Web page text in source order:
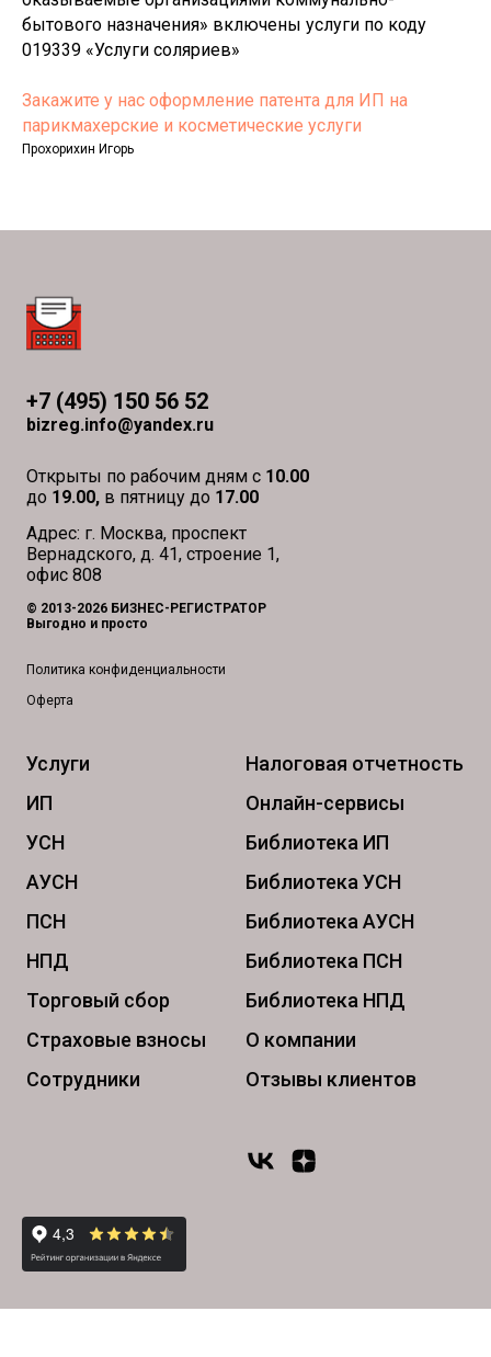
бытового назначения» включены услуги по коду
019339 «Услуги соляриев»
Закажите у нас оформление патента для ИП на
парикмахерские и косметические услуги
Прохорихин Игорь
+7 (495) 150 56 52
bizreg.info@yandex.ru
Открыты по рабочим дням с 10.00
до 19.00, в пятницу до 17.00
Адрес: г. Москва, проспект
Вернадского, д. 41, строение 1,
офис 808
© 2013-2026 БИЗНЕС-РЕГИСТРАТОР
Выгодно и просто
Политика конфиденциальности
Оферта
Услуги
ИП
УСН
АУСН
ПСН
НПД
Торговый сбор
Страховые взносы
Сотрудники
Налоговая отчетность
Онлайн-сервисы
Библиотека ИП
Библиотека УСН
Библиотека АУСН
Библиотека ПСН
Библиотека НПД
О компании
Отзывы клиентов